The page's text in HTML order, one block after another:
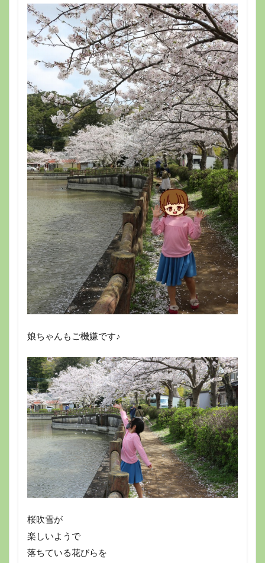
娘ちゃんもご機嫌です♪
桜吹雪が
楽しいようで
落ちている花びらを